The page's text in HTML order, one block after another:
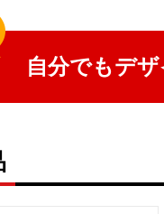
自分でもデ